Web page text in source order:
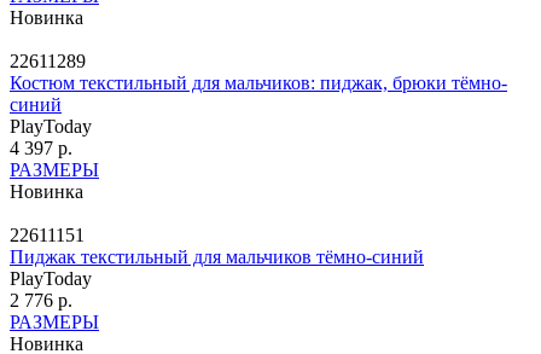
Новинка
22611289
Костюм текстильный для мальчиков: пиджак, брюки тёмно-
синий
PlayToday
4 397 р.
РАЗМЕРЫ
Новинка
22611151
Пиджак текстильный для мальчиков тёмно-синий
PlayToday
2 776 р.
РАЗМЕРЫ
Новинка